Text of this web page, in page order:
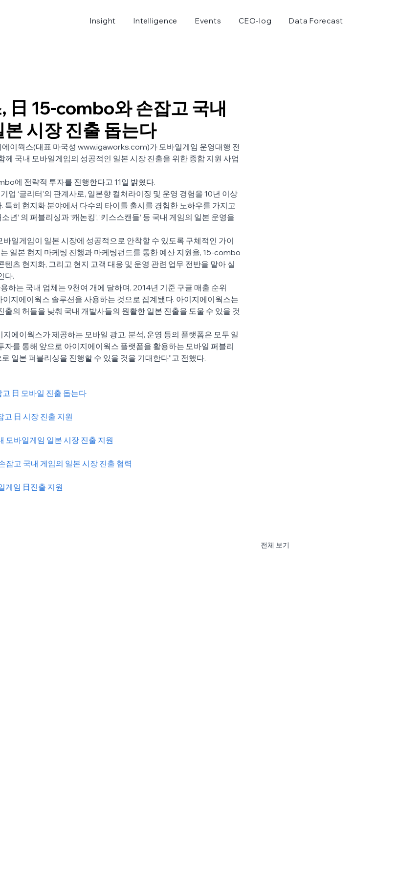
Insight Intelligence Events CEO-log Data Forecast
日 15-combo와 손잡고 국내
시장 진출 돕는다
이웍스(대표 마국성 www.igaworks.com)가 모바일게임 운영대행 전
국내 모바일게임의 성공적인 일본 시장 진출을 위한 종합 지원 사업
에 전략적 투자를 진행한다고 11일 밝혔다.
‘글리터’의 관계사로, 일본향 컬처라이징 및 운영 경험을 10년 이상
특히 현지화 분야에서 다수의 타이틀 출시를 경험한 노하우를 가지고
년’ 의 퍼블리싱과 ‘캐논킹’, ‘키스스캔들’ 등 국내 게임의 일본 운영을
일게임이 일본 시장에 성공적으로 안착할 수 있도록 구체적인 가이
일본 현지 마케팅 진행과 마케팅펀드를 통한 예산 지원을, 15-combo
츠 현지화, 그리고 현지 고객 대응 및 운영 관련 업무 전반을 맡아 실
다.
하는 국내 업체는 9천여 개에 달하며, 2014년 기준 구글 매출 순위
지에이웍스 솔루션을 사용하는 것으로 집계됐다. 아이지에이웍스는
출의 허들을 낮춰 국내 개발사들의 원활한 일본 진출을 도울 수 있을 것
에이웍스가 제공하는 모바일 광고, 분석, 운영 등의 플랫폼은 모두 일
자를 통해 앞으로 아이지에이웍스 플랫폼을 활용하는 모바일 퍼블리
일본 퍼블리싱을 진행할 수 있을 것을 기대한다”고 전했다.
日 모바일 진출 돕는다
日 시장 진출 지원
바일게임 일본 시장 진출 지원
잡고 국내 게임의 일본 시장 진출 협력
게임 日진출 지원
전체 보기